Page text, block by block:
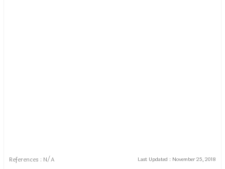
References : N/A Last Updated : November 25, 2018